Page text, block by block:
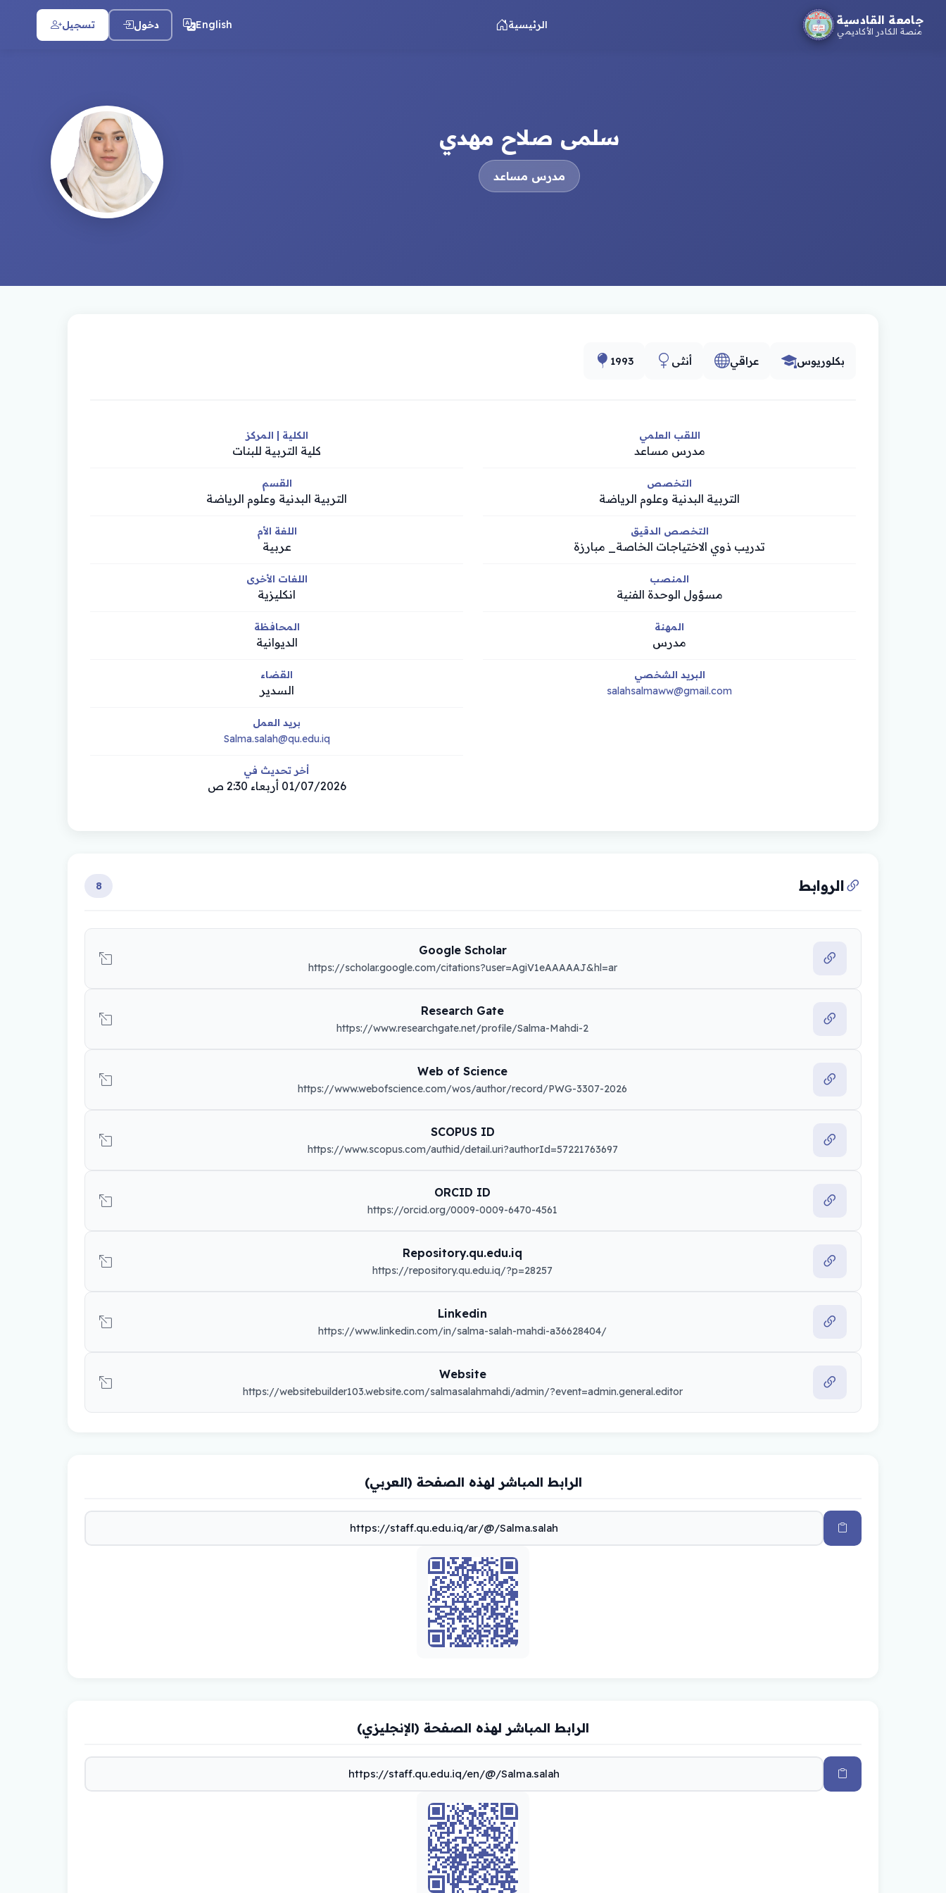
جامعة القادسية
منصة الكادر الأكاديمي
الرئيسية English دخول تسجيل
سلمى صلاح مهدي
مدرس مساعد
1993 أنثى عراقي بكلوريوس
اللقب العلمي
مدرس مساعد
التخصص
التربية البدنية وعلوم الرياضة
التخصص الدقيق
تدريب ذوي الاختياجات الخاصة_ مبارزة
المنصب
مسؤول الوحدة الفنية
المهنة
مدرس
البريد الشخصي
salahsalmaww@gmail.com
الكلية | المركز
كلية التربية للبنات
القسم
التربية البدنية وعلوم الرياضة
اللغة الأم
عربية
اللغات الأخرى
انكليزية
المحافظة
الديوانية
القضاء
السدير
بريد العمل
Salma.salah@qu.edu.iq
أخر تحديث في
01/07/2026 أربعاء 2:30 ص
الروابط 8
Google Scholar
https://scholar.google.com/citations?user=AgiV1eAAAAAJ&hl=ar
Research Gate
https://www.researchgate.net/profile/Salma-Mahdi-2
Web of Science
https://www.webofscience.com/wos/author/record/PWG-3307-2026
SCOPUS ID
https://www.scopus.com/authid/detail.uri?authorId=57221763697
ORCID ID
https://orcid.org/0009-0009-6470-4561
Repository.qu.edu.iq
https://repository.qu.edu.iq/?p=28257
Linkedin
https://www.linkedin.com/in/salma-salah-mahdi-a36628404/
Website
https://websitebuilder103.website.com/salmasalahmahdi/admin/?event=admin.general.editor
الرابط المباشر لهذه الصفحة (العربي)
الرابط المباشر لهذه الصفحة (الإنجليزي)